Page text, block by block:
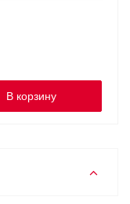
В корзину